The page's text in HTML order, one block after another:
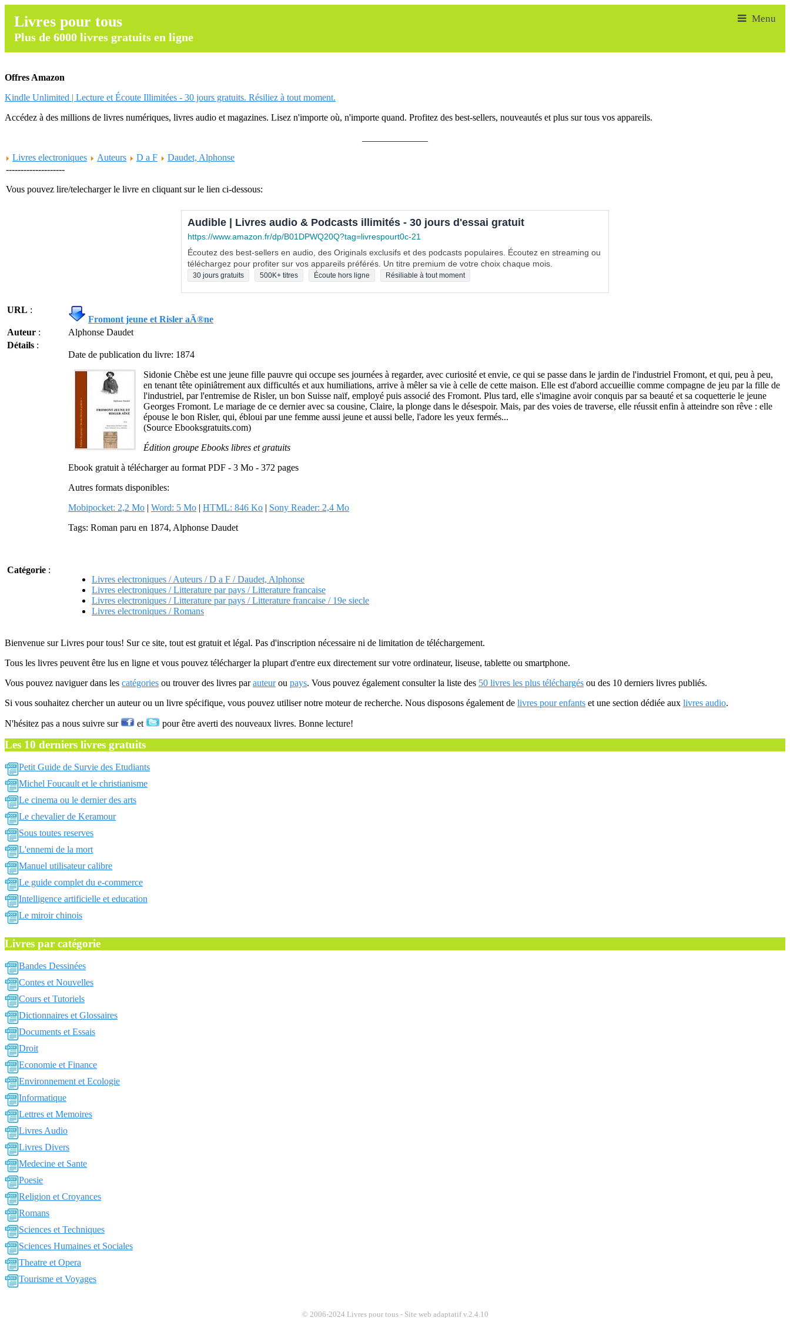
Livres pour tous
Plus de 6000 livres gratuits en ligne
Offres Amazon
Kindle Unlimited | Lecture et Écoute Illimitées - 30 jours gratuits. Résiliez à tout moment.
Accédez à des millions de livres numériques, livres audio et magazines. Lisez n'importe où, n'importe quand. Profitez des best-sellers, nouveautés et plus sur tous vos appareils.
Livres electroniques
Auteurs D a F
Daudet, Alphonse
--------------------
Vous pouvez lire/telecharger le livre en cliquant sur le lien ci-dessous:
Audible | Livres audio & Podcasts illimités - 30 jours d'essai gratuit
https://www.amazon.fr/dp/B01DPWQ20Q?tag=livrespourt0c-21
Écoutez des best-sellers en audio, des Originals exclusifs et des podcasts populaires. Écoutez en streaming ou
téléchargez pour profiter sur vos appareils préférés. Un titre premium de votre choix chaque mois.
30 jours gratuits 500K+ titres Écoute hors ligne Résiliable à tout moment
URL :
Fromont jeune et Risler aÃ®ne
Auteur :
Alphonse Daudet
Détails :
Date de publication du livre: 1874
Sidonie Chèbe est une jeune fille pauvre qui occupe ses journées à regarder, avec curiosité et envie, ce qui se passe dans le jardin de l'industriel Fromont, et qui, peu à peu,
en tenant tête opiniâtrement aux difficultés et aux humiliations, arrive à mêler sa vie à celle de cette maison. Elle est d'abord accueillie comme compagne de jeu par la fille de
l'industriel, par l'entremise de Risler, un bon Suisse naïf, employé puis associé des Fromont. Plus tard, elle s'imagine avoir conquis par sa beauté et sa coquetterie le jeune
Georges Fromont. Le mariage de ce dernier avec sa cousine, Claire, la plonge dans le désespoir. Mais, par des voies de traverse, elle réussit enfin à atteindre son rêve : elle
épouse le bon Risler, qui, ébloui par une femme aussi jeune et aussi belle, l'adore les yeux fermés...
(Source Ebooksgratuits.com)
Édition groupe Ebooks libres et gratuits
Ebook gratuit à télécharger au format PDF - 3 Mo - 372 pages
Autres formats disponibles:
Mobipocket: 2,2 Mo | Word: 5 Mo | HTML: 846 Ko | Sony Reader: 2,4 Mo
Tags: Roman paru en 1874, Alphonse Daudet
Catégorie :
Livres electroniques / Auteurs / D a F / Daudet, Alphonse
Livres electroniques / Litterature par pays / Litterature francaise
Livres electroniques / Litterature par pays / Litterature francaise / 19e siecle
Livres electroniques / Romans
Bienvenue sur Livres pour tous! Sur ce site, tout est gratuit et légal. Pas d'inscription nécessaire ni de limitation de téléchargement.
Tous les livres peuvent être lus en ligne et vous pouvez télécharger la plupart d'entre eux directement sur votre ordinateur, liseuse, tablette ou smartphone.
Vous pouvez naviguer dans les catégories ou trouver des livres parauteurou pays. Vous pouvez également consulter la liste des 50 livres les plus téléchargés ou des 10 derniers livres publiés.
Si vous souhaitez chercher un auteur ou un livre spécifique, vous pouvez utiliser notre moteur de recherche. Nous disposons également de livres pour enfants et une section dédiée aux livres audio.
N'hésitez pas a nous suivre sur et pour être averti des nouveaux livres. Bonne lecture!
Les 10 derniers livres gratuits
Petit Guide de Survie des Etudiants
Michel Foucault et le christianisme
Le cinema ou le dernier des arts
Le chevalier de Keramour
Sous toutes reserves
L'ennemi de la mort
Manuel utilisateur calibre
Le guide complet du e-commerce
Intelligence artificielle et education
Le miroir chinois
Livres par catégorie
Bandes Dessinées
Contes et Nouvelles
Cours et Tutoriels
Dictionnaires et Glossaires
Documents et Essais
Droit
Economie et Finance
Environnement et Ecologie
Informatique
Lettres et Memoires
Livres Audio
Livres Divers
Medecine et Sante
Poesie
Religion et Croyances
Romans
Sciences et Techniques
Sciences Humaines et Sociales
Theatre et Opera
Tourisme et Voyages
© 2006-2024 Livres pour tous - Site web adaptatif v.2.4.10